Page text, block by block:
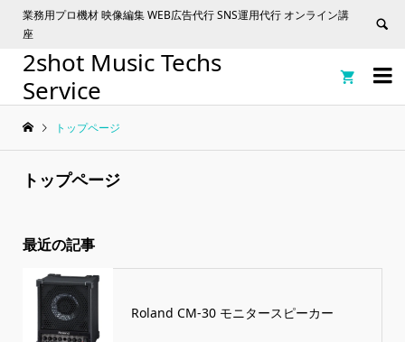
業務用プロ機材 映像編集 WEB広告代行 SNS運用代行 オンライン講
座

2shot Music Techs
Service

トップページ
トップページ
最近の記事
Roland CM-30 モニタースピーカー